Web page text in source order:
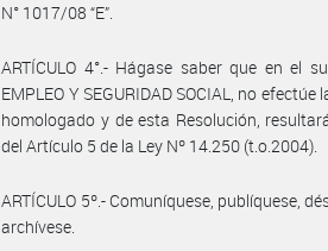
N° 1017/08 “E”.
ARTÍCULO 4°.- Hágase saber que en el
EMPLEO Y SEGURIDAD SOCIAL, no
homologado y de esta Resolución,
del Artículo 5 de la Ley Nº 14.250 (t.o.2004).
ARTÍCULO 5º.- Comuníquese, publíquese,
archívese.